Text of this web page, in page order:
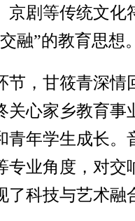
京剧等传统文
融”的教育思想
节，甘筱青深
关心家乡教育
青年学生成长
专业角度，对
了科技与艺术